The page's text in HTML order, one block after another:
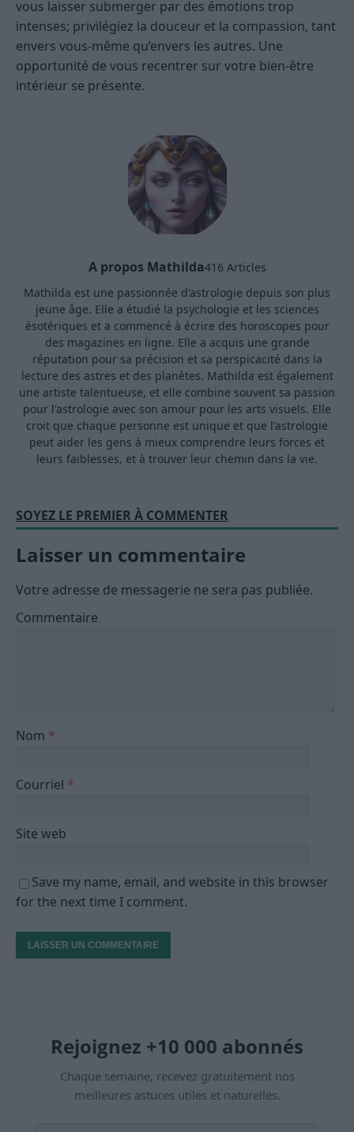
vous laisser submerger par des émotions trop
intenses; privilégiez la douceur et la compassion, tant
envers vous-même qu’envers les autres. Une
opportunité de vous recentrer sur votre bien-être
intérieur se présente.
A propos Mathilda416 Articles
Mathilda est une passionnée d'astrologie depuis son plus
jeune âge. Elle a étudié la psychologie et les sciences
ésotériques et a commencé à écrire des horoscopes pour
des magazines en ligne. Elle a acquis une grande
réputation pour sa précision et sa perspicacité dans la
lecture des astres et des planètes. Mathilda est également
une artiste talentueuse, et elle combine souvent sa passion
pour l'astrologie avec son amour pour les arts visuels. Elle
croit que chaque personne est unique et que l'astrologie
peut aider les gens à mieux comprendre leurs forces et
leurs faiblesses, et à trouver leur chemin dans la vie.
SOYEZ LE PREMIER À COMMENTER
Laisser un commentaire
Votre adresse de messagerie ne sera pas publiée.
Commentaire
Nom *
Courriel *
Site web
Save my name, email, and website in this browser
for the next time I comment.
Rejoignez +10 000 abonnés
Chaque semaine, recevez gratuitement nos
meilleures astuces utiles et naturelles.